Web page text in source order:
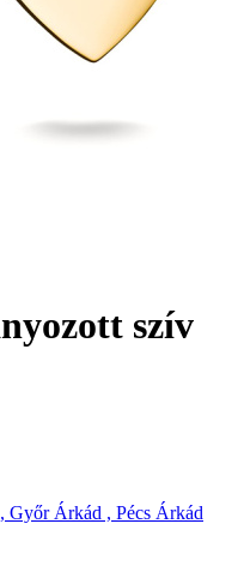
szív
Győr Árkád , Pécs Árkád